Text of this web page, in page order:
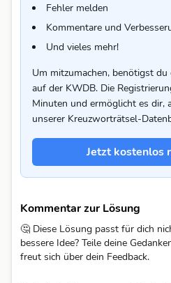
Fehler melden
Kommentare und
Und vieles mehr!
Um mitzumachen, benötigst du
auf der KWDB. Die
Minuten und ermöglicht es dir,
unserer Kreuzworträtsel-
Jetzt kostenlos
Kommentar zur Lösung
🤔 Diese Lösung passt für dich
bessere Idee? Teile deine
freut sich über dein Feedback.